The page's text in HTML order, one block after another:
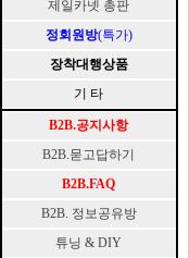
제일카넷 총판
정회원방(특가)
장착대행상품
기 타
B2B.공지사항
B2B.묻고답하기
B2B.FAQ
B2B. 정보공유방
튜닝 & DIY